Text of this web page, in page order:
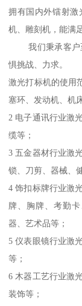
拥有国内外镭射激
机、雕刻机，能满
我们秉承客户至
惧挑战、力求。
激光打标机的使用
塞环、发动机、机
2 电子通讯行业激
缆等；
3 五金器材行业激
锁、刀剪、器械、
4 饰扣标牌行业激
牌、胸牌、考勤
器、艺术品等；
5 仪表眼镜行业激
等；
6 木器工艺行业激
装饰等；